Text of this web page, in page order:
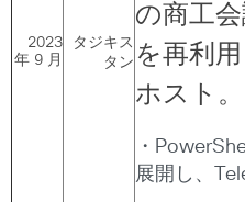
2023
年 9 月
タジキス
タン
の商工
を再利
ホスト。
・
展開し、